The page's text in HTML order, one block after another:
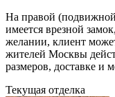
На правой
имеется врезной
желании, клиент
жителей Москвы
размеров, доставке и
Текущая отделка